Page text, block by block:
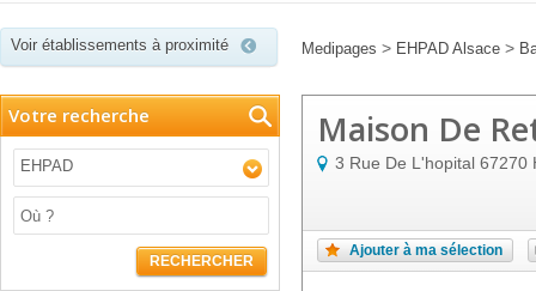
Voir établissements à proximité Medipages > EHPAD Alsace >
Votre recherche
EHPAD
RECHERCHER
Maison De
3 Rue De L'hopital 67270
Ajouter à ma sélection